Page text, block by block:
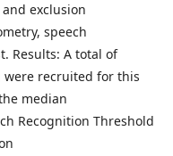
exclusion
speech
Results: A total of
recruited for this
median
Recognition Threshold